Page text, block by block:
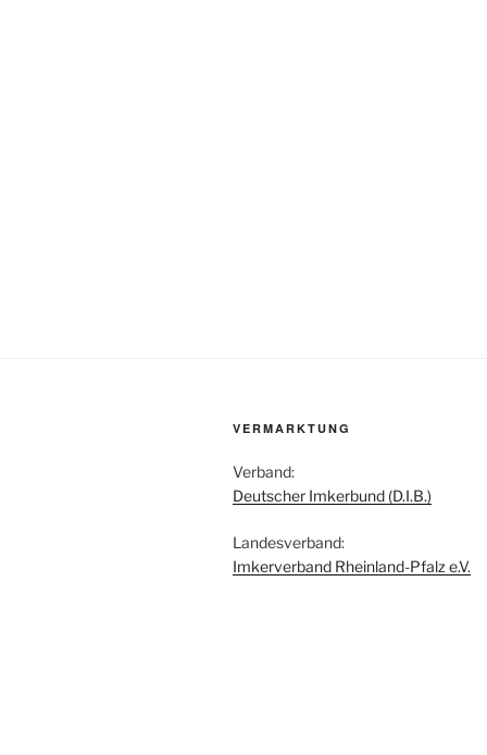
VERMARKTUNG
Verband:
Deutscher Imkerbund (D.I.B.)
Landesverband:
Imkerverband Rheinland-Pfalz e.V.